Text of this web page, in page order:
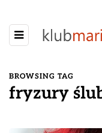
BROWSING TAG
fryzury